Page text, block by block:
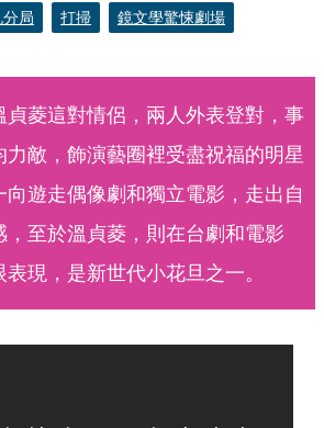
局 打掃 鏡文學驚悚劇場
貞菱這對情侶，兩人外表登對，事
敵，飾演藝圈裡受盡祝福的明星
遊走偶像劇和獨立電影，走出自
，至於溫貞菱，則在台劇和電影
現，是新世代小花旦之一。